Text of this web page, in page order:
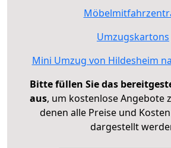
Umzugskartons
Mini Umzug von Hildesheim
Bitte füllen Sie das
aus, um kostenlose Angebote
denen alle Preise und
dargestellt